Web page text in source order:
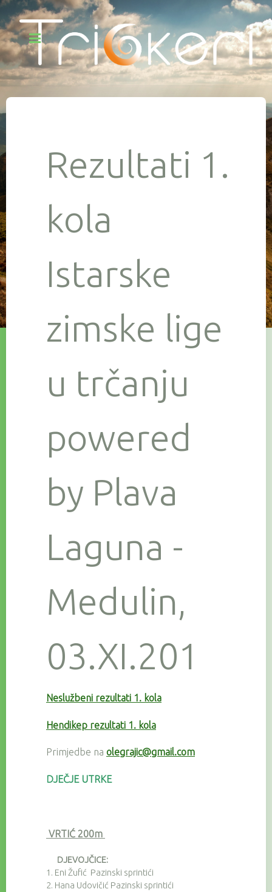
Rezultati 1.
kola
Istarske
zimske lige
u trčanju
powered
by Plava
Laguna -
Medulin,
03.XI.201
Neslužbeni rezultati 1. kola
Hendikep rezultati 1. kola
Primjedbe na olegrajic@gmail.com
DJEČJE UTRKE
VRTIĆ 200m
DJEVOJČICE:
1. Eni Žufić Pazinski sprintići
2. Hana Udovičić Pazinski sprintići